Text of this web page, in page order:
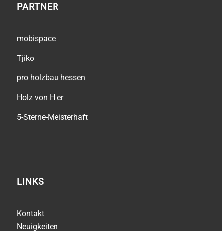
PARTNER
mobispace
Tjiko
pro holzbau hessen
Holz von Hier
5-Sterne-Meisterhaft
LINKS
Kontakt
Neuigkeiten